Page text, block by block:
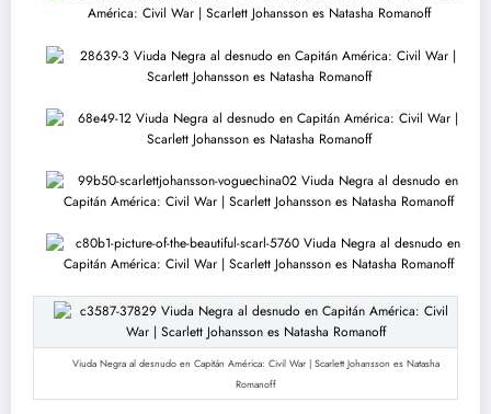
Viuda Negra al desnudo en Capitán América: Civil War | Scarlett Johansson es Natasha
Romanoff